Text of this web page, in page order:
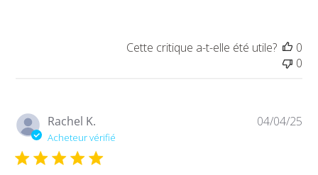
Cette critique a-t-elle été utile?
0
0
Rachel K.
Acheteur vérifié
04/04/25